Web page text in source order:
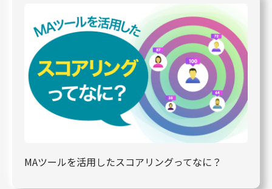
MAツールを活用したスコアリングってなに？